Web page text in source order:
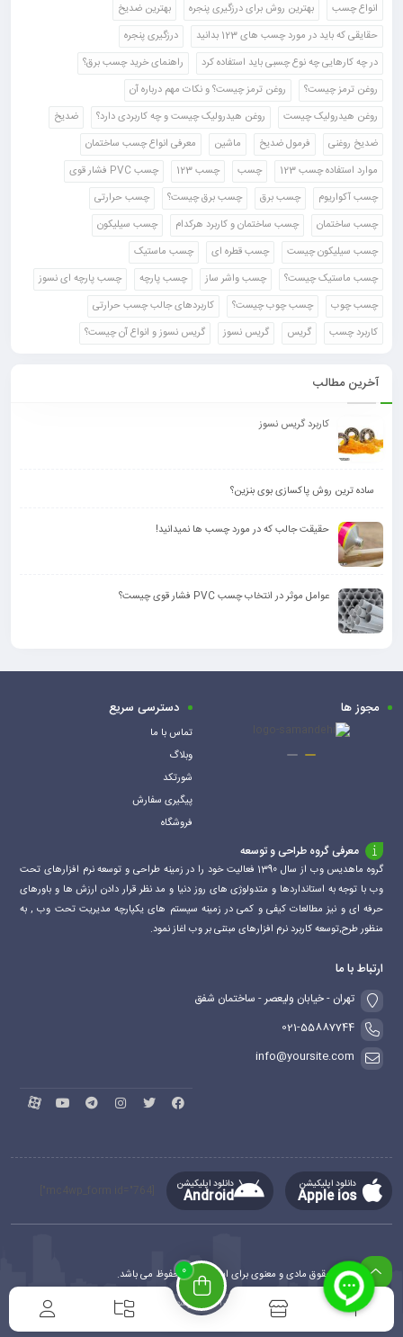
انواع چسب
بهترین روش برای درزگیری پنجره
بهترین ضدیخ
حقایقی که باید در مورد چسب های 123 بدانید
درزگیری پنجره
در چه کارهایی چه نوع چسبی باید استفاده کرد
راهنمای خرید چسب برق؟
روغن ترمز چیست؟
روغن ترمز چیست؟ و نکات مهم درباره آن
روغن هیدرولیک چیست
روغن هیدرولیک چیست و چه کاربردی دارد؟
ضدیخ
ضدیخ روغنی
فرمول ضدیخ ماشین
معرفی انواع چسب ساختمان
موارد استفاده چسب 123
چسب چسب 123
چسب PVC فشار قوی
چسب آکواریوم
چسب برق چسب برق چیست؟
چسب حرارتی
چسب ساختمان
چسب ساختمان و کاربرد هرکدام
چسب سیلیکون
چسب سیلیکون چیست
چسب قطره ای
چسب ماستیک
چسب ماستیک چیست؟
چسب واشر ساز چسب پارچه
چسب پارچه ای نسوز
چسب چوب
چسب چوب چیست؟
کاربردهای جالب چسب حرارتی
کاربرد چسب
گریس گریس نسوز گریس نسوز و انواع آن چیست؟
آخرین مطالب
کاربرد گریس نسوز
ساده ترین روش پاکسازی بوی بنزین؟
حقیقت جالب که در مورد چسب ها نمیدانید!
عوامل موثر در انتخاب چسب PVC فشار قوی چیست؟
0
مجوز ها دسترسی سریع
تماس با ما
وبلاگ
شورتکد
پیگیری سفارش
فروشگاه
معرفی گروه طراحی و توسعه
گروه ماهدیس وب از سال 1390 فعالیت خود را در زمینه طراحی و توسعه نرم افزارهای تحت
وب با توجه به استانداردها و متدولوژی های روز دنیا و مد نظر قرار دادن ارزش ها و باورهای
حرفه ای و نیز مطالعات کیفی و کمی در زمینه سیستم های یکپارچه مدیریت تحت وب , به
منظور طرح,توسعه کاربرد نرم افزارهای مبتنی بر وب اغاز نمود.
ارتباط با ما
تهران - خیابان ولیعصر - ساختمان شفق
021-55887744
info@yoursite.com
دانلود اپلیکیشن
Apple ios
دانلود اپلیکیشن
Android
کلیه حقوق مادی و معنوی برای این سایت محفوظ می باشد.
طراحی و توسعه
ماهدیس وب